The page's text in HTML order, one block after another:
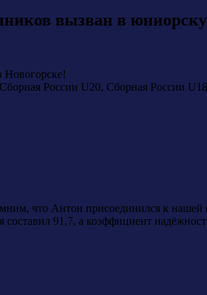
вызван в
Новогорске!
России U20, Сборная России
что Антон присоединился к
составил 91,7, а коэффициент